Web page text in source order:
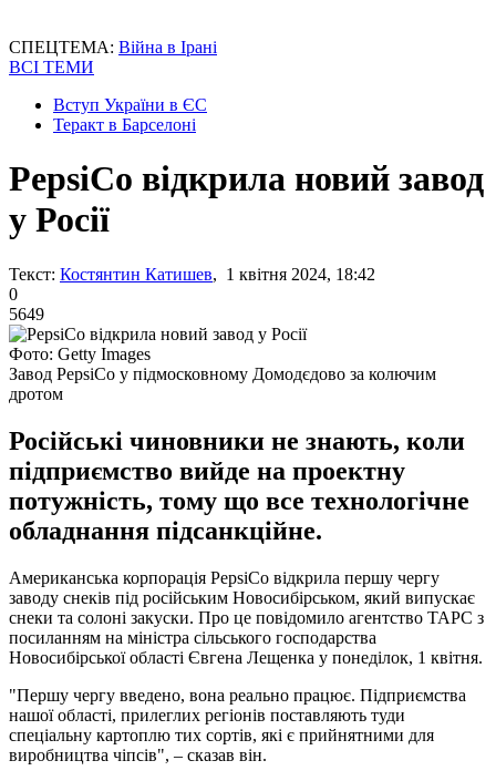
СПЕЦТЕМА: Війна в Ірані
ВСІ ТЕМИ
Вступ України в ЄС
Теракт в Барселоні
PepsiCo відкрила новий завод
у Росії
Текст: Костянтин Катишев, 1 квітня 2024, 18:42
0
5649
Фото: Getty Images
Завод PepsiСо у підмосковному Домодєдово за колючим
дротом
Російські чиновники не знають, коли
підприємство вийде на проектну
потужність, тому що все технологічне
обладнання підсанкційне.
Американська корпорація PepsiСо відкрила першу чергу
заводу снеків під російським Новосибірськом, який випускає
снеки та солоні закуски. Про це повідомило агентство ТАРС з
посиланням на міністра сільського господарства
Новосибірської області Євгена Лещенка у понеділок, 1 квітня.
"Першу чергу введено, вона реально працює. Підприємства
нашої області, прилеглих регіонів поставляють туди
спеціальну картоплю тих сортів, які є прийнятними для
виробництва чіпсів", – сказав він.